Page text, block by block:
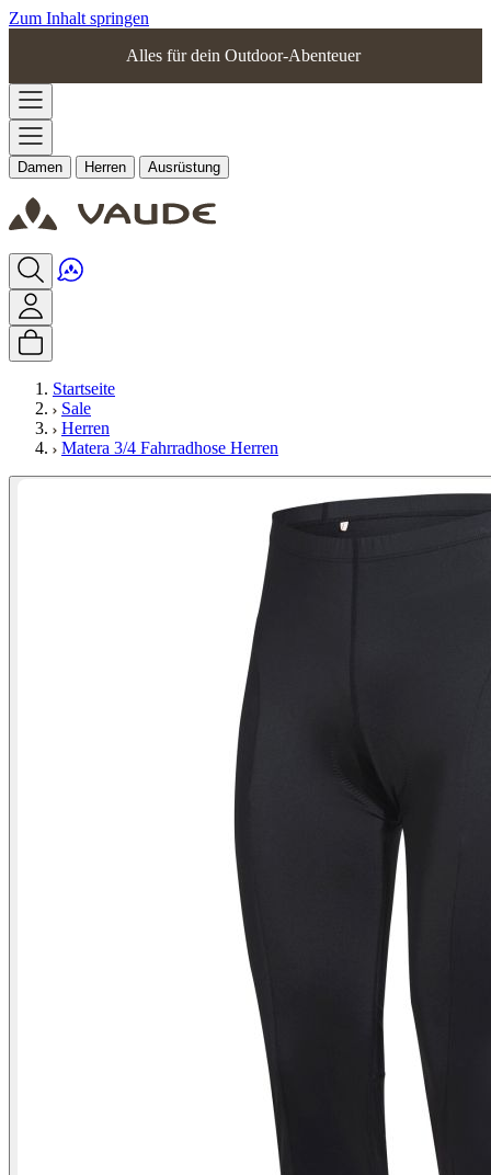
Zum Inhalt springen
Alles für dein Outdoor-Abenteuer
Damen Herren Ausrüstung
Startseite
Sale
Herren
Matera 3/4 Fahrradhose Herren